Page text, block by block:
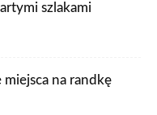
szlakami
miejsca na randkę